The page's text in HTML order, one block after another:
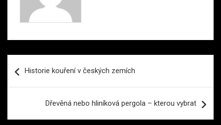
proHistorie kouření v českých zemích
Dřevěná nebo hliníková pergola – kterou vybrat